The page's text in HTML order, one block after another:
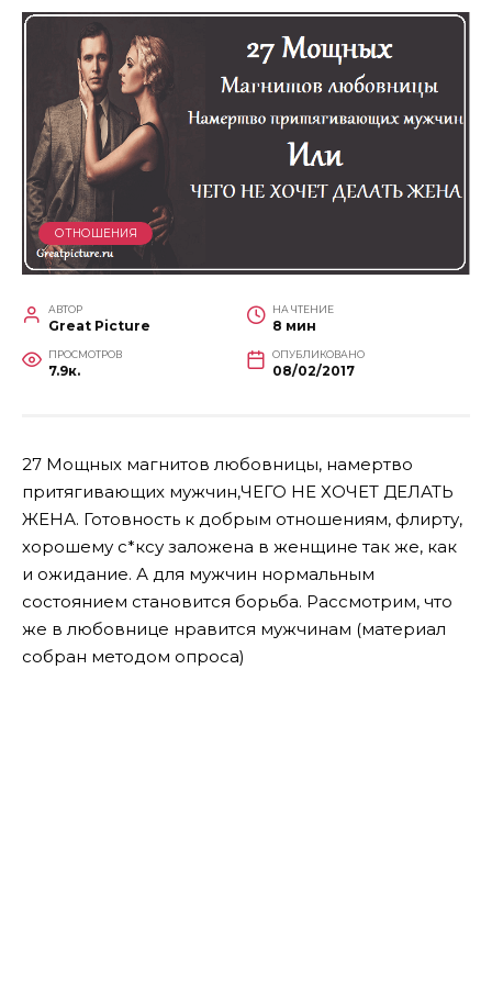
ОТНОШЕНИЯ
АВТОР
Great Picture
НА ЧТЕНИЕ
8 мин
ПРОСМОТРОВ
7.9к.
ОПУБЛИКОВАНО
08/02/2017
27 Мощных магнитов любовницы, намертво
притягивающих мужчин,ЧЕГО НЕ ХОЧЕТ ДЕЛАТЬ
ЖЕНА. Готовность к добрым отношениям, флирту,
хорошему с*ксу заложена в женщине так же, как
и ожидание. А для мужчин нормальным
состоянием становится борьба. Рассмотрим, что
же в любовнице нравится мужчинам (материал
собран методом опроса)